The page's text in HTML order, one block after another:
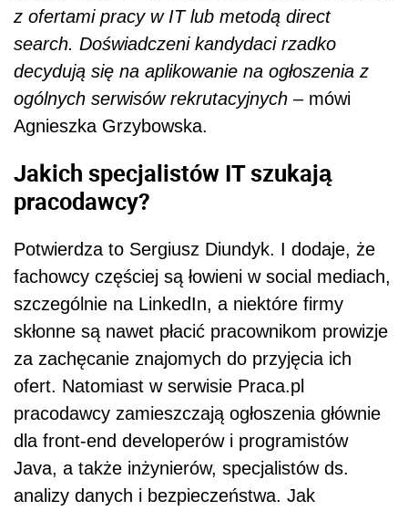
z ofertami pracy w IT lub metodą direct
search. Doświadczeni kandydaci rzadko
decydują się na aplikowanie na ogłoszenia z
ogólnych serwisów rekrutacyjnych – mówi
Agnieszka Grzybowska.
Jakich specjalistów IT szukają
pracodawcy?
Potwierdza to Sergiusz Diundyk. I dodaje, że
fachowcy częściej są łowieni w social mediach,
szczególnie na LinkedIn, a niektóre firmy
skłonne są nawet płacić pracownikom prowizje
za zachęcanie znajomych do przyjęcia ich
ofert. Natomiast w serwisie Praca.pl
pracodawcy zamieszczają ogłoszenia głównie
dla front-end developerów i programistów
Java, a także inżynierów, specjalistów ds.
analizy danych i bezpieczeństwa. Jak